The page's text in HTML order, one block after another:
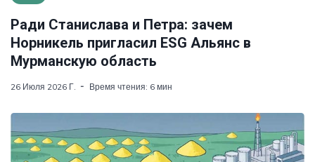
Ради Станислава и Петра: зачем
Норникель пригласил ESG Альянс в
Мурманскую область
26 Июля 2026 Г. Время чтения: 6 мин